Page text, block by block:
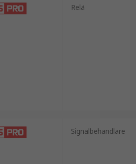
Relä
Signalbehandlare